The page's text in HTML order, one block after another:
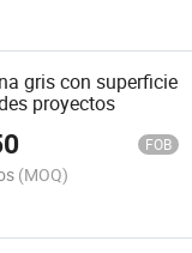
gris con superficie
proyectos
FOB
(MOQ)